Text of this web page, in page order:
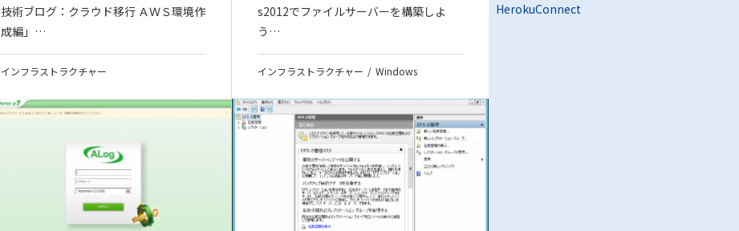
技術ブログ：クラウド移行 ＡＷＳ環境作
成編」…
インフラストラクチャー
s2012でファイルサーバーを構築しよ
う…
インフラストラクチャー Windows
HerokuConnect